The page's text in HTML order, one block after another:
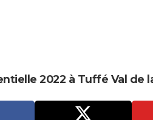
2022 à Tuffé Val de